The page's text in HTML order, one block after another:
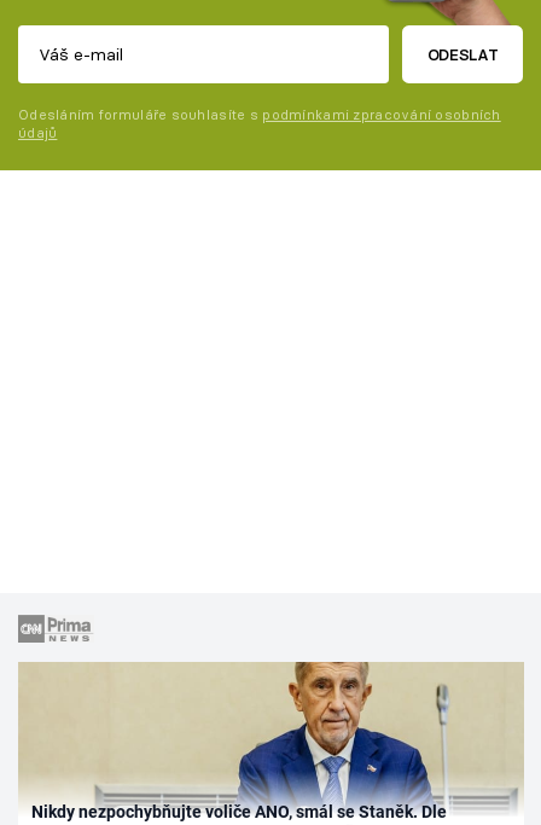
ODESLAT
Odesláním formuláře souhlasíte s podmínkami zpracování osobních
údajů
Nikdy nezpochybňujte voliče ANO, smál se Staněk. Dle